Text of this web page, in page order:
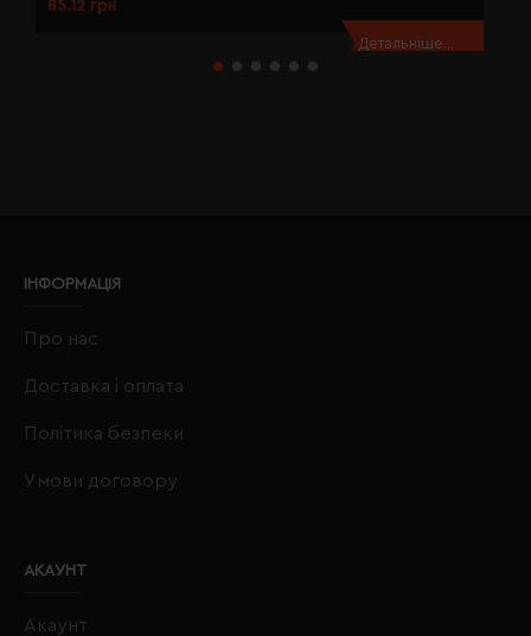
85.12 грн
Детальніше...
ІНФОРМАЦІЯ
Про нас
Доставка і оплата
Політика безпеки
Умови договору
АКАУНТ
Акаунт